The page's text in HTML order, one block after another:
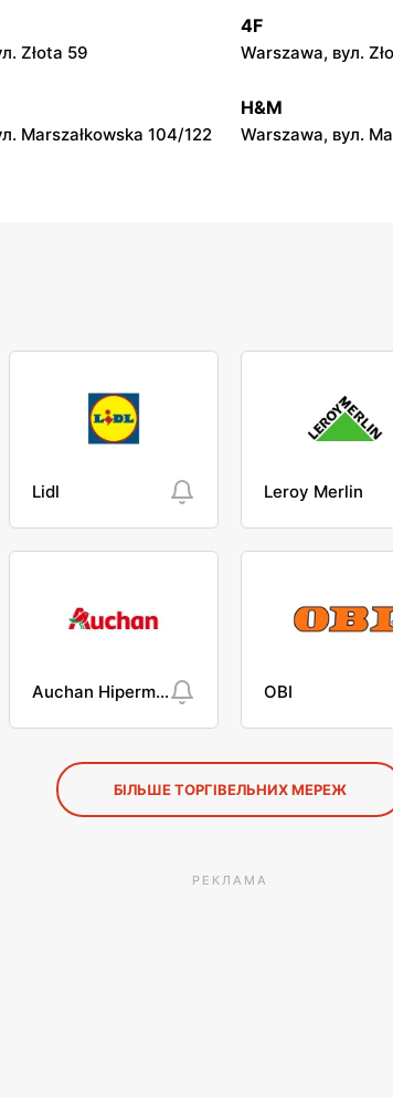
Polskich 26
i Wigury 2 Łódź, вул.
Złota 59
4F
Warszawa, вул.
Marszałkowska 104/122
H&M
Warszawa, вул.
Lidl Leroy Merlin
Auchan Hipermarket OBI
БІЛЬШЕ ТОРГІВЕЛЬНИХ МЕРЕЖ
РЕКЛАМА